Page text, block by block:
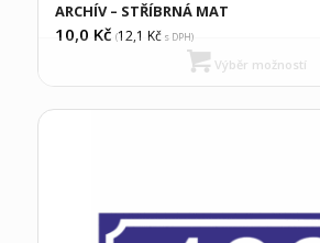
ARCHÍV – STŘÍBRNÁ MAT
10,0 Kč (12,1 Kčs DPH)
Výběr možností